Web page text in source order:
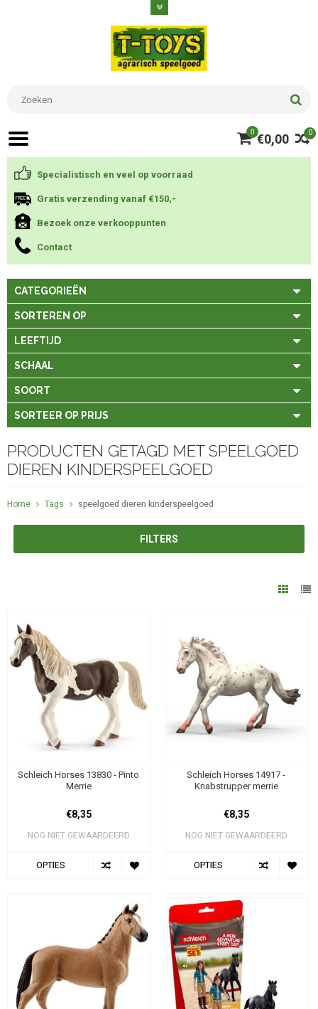
0
0 €0,00
Specialistisch en veel op voorraad
Gratis verzending vanaf €150,-
Bezoek onze verkooppunten
Contact
CATEGORIEËN
SORTEREN OP
LEEFTIJD
SCHAAL
SOORT
SORTEER OP PRIJS
PRODUCTEN GETAGD MET SPEELGOED
DIEREN KINDERSPEELGOED
Home Tags speelgoed dieren kinderspeelgoed
FILTERS
Schleich Horses 13830 - Pinto
Merrie
€8,35
NOG NIET GEWAARDEERD
OPTIES
Schleich Horses 14917 -
Knabstrupper merrie
€8,35
NOG NIET GEWAARDEERD
OPTIES